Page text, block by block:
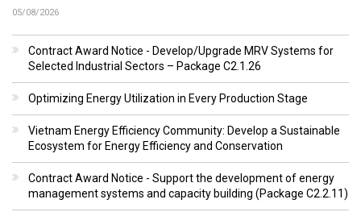
05/08/2026
Contract Award Notice - Develop/Upgrade MRV Systems for
Selected Industrial Sectors – Package C2.1.26
Optimizing Energy Utilization in Every Production Stage
Vietnam Energy Efficiency Community: Develop a Sustainable
Ecosystem for Energy Efficiency and Conservation
Contract Award Notice - Support the development of energy
management systems and capacity building (Package C2.2.11)